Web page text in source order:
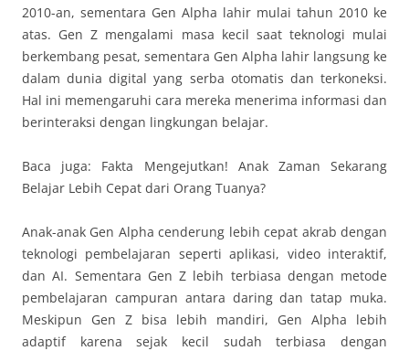
2010-an, sementara Gen Alpha lahir mulai tahun 2010 ke
atas. Gen Z mengalami masa kecil saat teknologi mulai
berkembang pesat, sementara Gen Alpha lahir langsung ke
dalam dunia digital yang serba otomatis dan terkoneksi.
Hal ini memengaruhi cara mereka menerima informasi dan
berinteraksi dengan lingkungan belajar.
Baca juga: Fakta Mengejutkan! Anak Zaman Sekarang
Belajar Lebih Cepat dari Orang Tuanya?
Anak-anak Gen Alpha cenderung lebih cepat akrab dengan
teknologi pembelajaran seperti aplikasi, video interaktif,
dan AI. Sementara Gen Z lebih terbiasa dengan metode
pembelajaran campuran antara daring dan tatap muka.
Meskipun Gen Z bisa lebih mandiri, Gen Alpha lebih
adaptif karena sejak kecil sudah terbiasa dengan